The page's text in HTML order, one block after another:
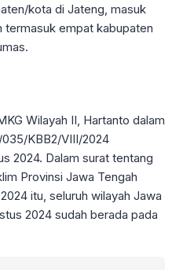
kota di Jateng, masuk
termasuk empat kabupaten
Wilayah II, Hartanto dalam
KBB2/VIII/2024
2024. Dalam surat tentang
Provinsi Jawa Tengah
itu, seluruh wilayah Jawa
2024 sudah berada pada